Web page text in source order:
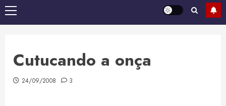
Primary
Menu
Cutucando a onça
24/09/2008 3